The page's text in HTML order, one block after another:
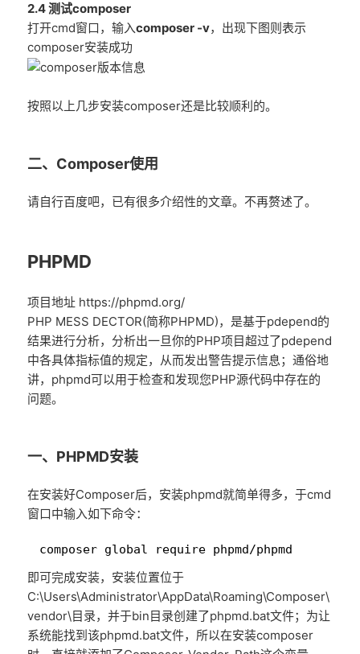
2.4 测试composer
打开cmd窗口，输入composer -v，出现下图则表示
composer安装成功
按照以上几步安装composer还是比较顺利的。
二、Composer使用
请自行百度吧，已有很多介绍性的文章。不再赘述了。
PHPMD
项目地址 https://phpmd.org/
PHP MESS DECTOR(简称PHPMD)，是基于pdepend的
结果进行分析，分析出一旦你的PHP项目超过了pdepend
中各具体指标值的规定，从而发出警告提示信息；通俗地
讲，phpmd可以用于检查和发现您PHP源代码中存在的
问题。
一、PHPMD安装
在安装好Composer后，安装phpmd就简单得多，于cmd
窗口中输入如下命令：
1
composer global require phpmd/phpmd
即可完成安装，安装位置位于
C:\Users\Administrator\AppData\Roaming\Composer\
vendor\目录，并于bin目录创建了phpmd.bat文件；为让
系统能找到该phpmd.bat文件，所以在安装composer